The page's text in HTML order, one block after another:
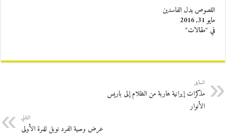
اللصوص بدل الفاسدين
مايو 31, 2016
في "مقالات"
السابق
مذكرات إيرانية هاربة من الظلام إلى باريس
الأنوار
التالي
عرض وصية الفرد نوبل للمرة الأولى